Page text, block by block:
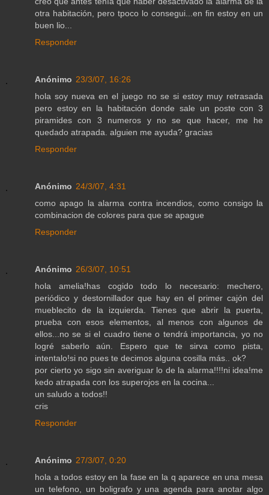
otra habitación, pero tpoco lo consegui...en fin estoy en un
buen lio...
Responder
Anónimo 23/3/07, 16:26
hola soy nueva en el juego no se si estoy muy retrasada
pero estoy en la habitación donde sale un poste con 3
piramides con 3 numeros y no se que hacer, me he
quedado atrapada. alguien me ayuda? gracias
Responder
Anónimo 24/3/07, 4:31
como apago la alarma contra incendios, como consigo la
combinacion de colores para que se apague
Responder
Anónimo 26/3/07, 10:51
hola amelia!has cogido todo lo necesario: mechero,
periódico y destornillador que hay en el primer cajón del
mueblecito de la izquierda. Tienes que abrir la puerta,
prueba con esos elementos, al menos con algunos de
ellos...no se si el cuadro tiene o tendrá importancia, yo no
logré saberlo aún. Espero que te sirva como pista,
intentalo!si no pues te decimos alguna cosilla más.. ok?
por cierto yo sigo sin averiguar lo de la alarma!!!!ni idea!me
kedo atrapada con los superojos en la cocina...
un saludo a todos!!
cris
Responder
Anónimo 27/3/07, 0:20
hola a todos estoy en la fase en la q aparece en una mesa
un telefono, un boligrafo y una agenda para anotar algo